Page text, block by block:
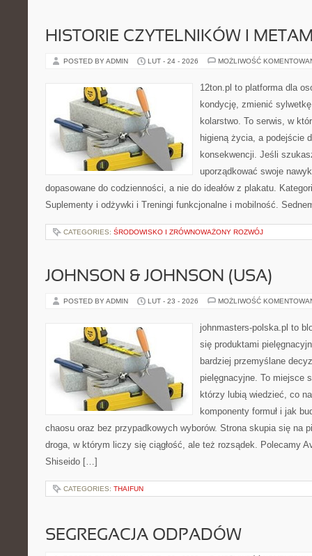
HISTORIE CZYTELNIKÓW I
POSTED BY ADMIN LUT - 24 - 2026 MOŻLIWOŚĆ
12ton.pl to platforma dla
kondycję, zmienić
kolarstwo. To serwis, w
higieną życia, a podejście
konsekwencji. Jeśli
uporządkować swoje
dopasowane do codzienności, a nie do ideałów z plakatu.
Suplementy i odżywki i Treningi funkcjonalne i mobilność.
CATEGORIES: ŚRODOWISKO I ZRÓWNOWAŻONY ROZWÓJ
JOHNSON & JOHNSON (USA)
POSTED BY ADMIN LUT - 23 - 2026 MOŻLIWOŚĆ
johnmasters-polska.pl to
się produktami
bardziej przemyślane
pielęgnacyjne. To miejsce
którzy lubią wiedzieć, co
komponenty formuł i jak
chaosu oraz bez przypadkowych wyborów. Strona skupia się na
droga, w którym liczy się ciągłość, ale też rozsądek. Polecamy
Shiseido […]
CATEGORIES: THAIFUN
SEGREGACJA ODPADÓW